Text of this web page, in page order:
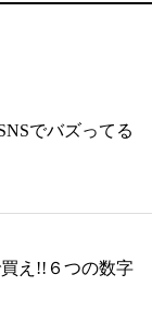
でバズってる
え!!６つの数字